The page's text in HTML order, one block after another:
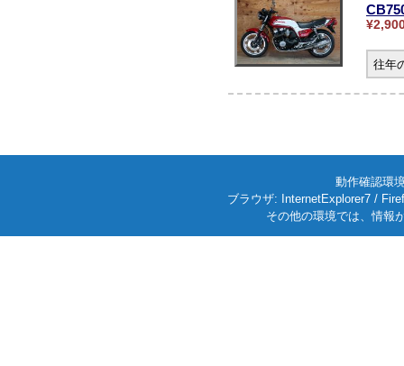
往年
動作確認環
ブラウザ: InternetExplorer7 /
その他の環境では、情報